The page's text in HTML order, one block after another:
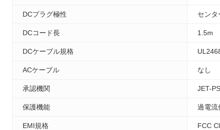
DCプラグ極性 センタ
DCコード長 1.5m
DCケーブル規格
ACケーブル なし
承認機関 JET-
保護機能 過電流
EMI規格 FCC